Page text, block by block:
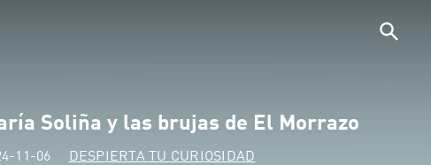
Soliña y las brujas de El Morrazo
11-06 DESPIERTA TU CURIOSIDAD